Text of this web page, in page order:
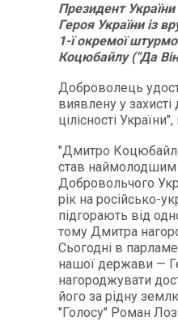
Президент
Героя України із
1-ї окремої
Коцюбайлу ("Да
Доброволець
виявлену у захисті
цілісності
"Дмитро
став
Добровольчого
рік на російсько-
підгорають від
тому Дмитра
Сьогодні в
нашої держави —
нагороджувати
його за рідну
"Голосу" Роман